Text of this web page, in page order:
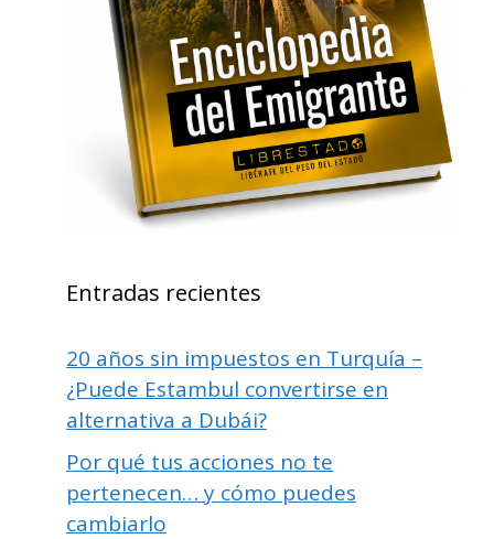
Entradas recientes
20 años sin impuestos en Turquía –
¿Puede Estambul convertirse en
alternativa a Dubái?
Por qué tus acciones no te
pertenecen… y cómo puedes
cambiarlo